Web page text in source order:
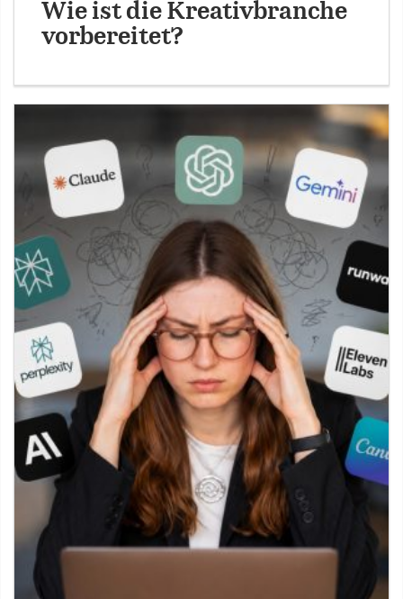
Wie ist die Kreativbranche
vorbereitet?